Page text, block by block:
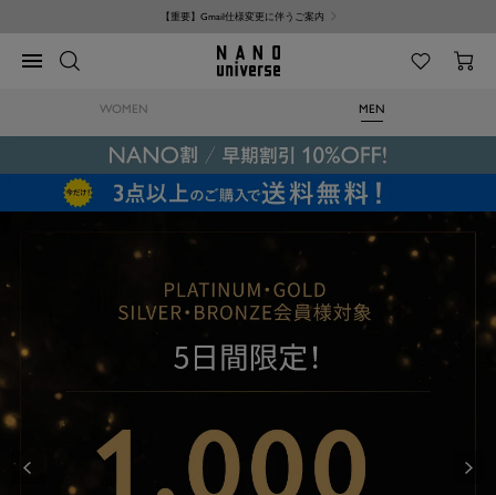
NANO universe サイト利用規約改定のお知らせ
ナ
NANO
universe
WOMEN MEN